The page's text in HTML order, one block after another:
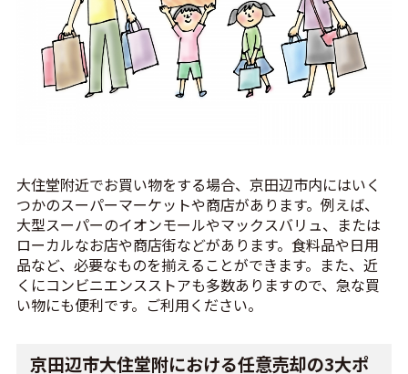
大住堂附近でお買い物をする場合、京田辺市内にはいく
つかのスーパーマーケットや商店があります。例えば、
大型スーパーのイオンモールやマックスバリュ、または
ローカルなお店や商店街などがあります。食料品や日用
品など、必要なものを揃えることができます。また、近
くにコンビニエンスストアも多数ありますので、急な買
い物にも便利です。ご利用ください。
京田辺市大住堂附における任意売却の3大ポ